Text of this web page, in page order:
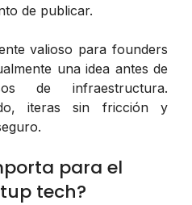
de publicar.
valioso para founders
una idea antes de
de infraestructura.
iteras sin fricción y
para el
tech?